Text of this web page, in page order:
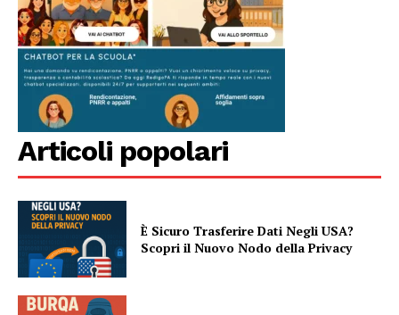
Articoli popolari
È Sicuro Trasferire Dati Negli USA?
Scopri il Nuovo Nodo della Privacy